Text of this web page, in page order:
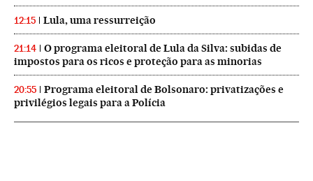
12:15 Lula, uma ressurreição
21:14
O programa eleitoral de Lula da Silva: subidas de
impostos para os ricos e proteção para as minorias
20:55
Programa eleitoral de Bolsonaro: privatizações e
privilégios legais para a Polícia